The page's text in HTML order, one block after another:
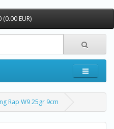
(0.00 EUR)
Rap W9 25gr 9cm